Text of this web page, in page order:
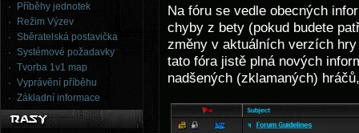
Příběhy jednotek
Režim Výzev
Sběratelská postavička
Systémové požadavky
Tvorba 1v1 map
Vyprávění příběhu
Základní informace
Na fóru se vedle obecných
chyby z bety (pokud budete
změny v aktuálních verzích
tato fóra jistě plná nových
nadšených (zklamaných)